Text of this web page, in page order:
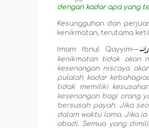
dengan kadar apa yang
Kesungguhan dan
kenikmatan, terutama
Imam Ibnul Qayyim—
kenikmatan tidak akan
kesenangan niscaya
pulalah kadar
tidak memiliki
kesenangan bagi orang
bersusah payah. Jika
dalam waktu lama. Jika
abadi. Semua yang